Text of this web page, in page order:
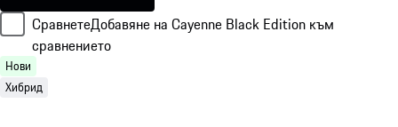
СравнетеДобавяне на Cayenne Black Edition към
сравнението
Нови
Хибрид